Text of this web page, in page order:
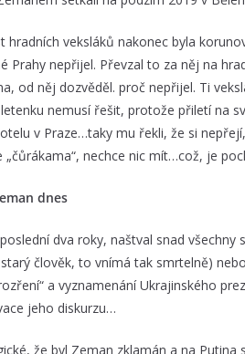
hradních veksláků nakonec byla
Prahy nepřijel. Převzal to za něj na
od něj dozvěděl. proč nepřijel. Ti
nemusí řešit, protože přiletí na
v Praze…taky mu řekli, že si
„čůrákama“, nechce nic mít…což, je
dnes
dva roky, naštval snad
člověk, to vnímá tak smrtelně)
a vyznamenání Ukrajinského
jeho diskurzu…
že byl Zeman zklamán a na